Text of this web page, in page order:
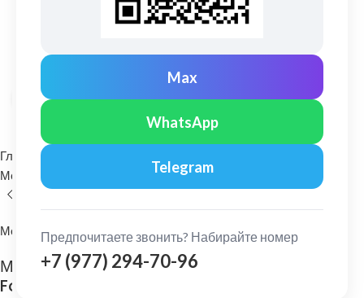
Max
WhatsApp
Telegram
Предпочитаете звонить? Набирайте номер
+7 (977) 294-70-96
Нажмите, чтобы увеличить
Главная
Металлические водосточные системы
МеталлПрофиль
МеталлПрофиль: Колено трубы 100 мм
Foramina PUR Ral 8017